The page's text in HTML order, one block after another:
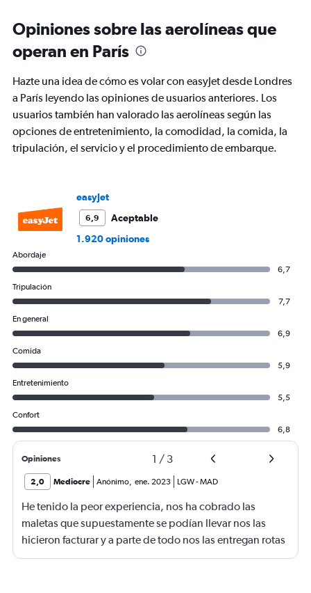
6
The
has
2
axes
displaying
Avg.
flights.
Opiniones sobre las aerolíneas que
operan en París
Hazte una idea de cómo es volar con easyJet desde Londres
a París leyendo las opiniones de usuarios anteriores. Los
usuarios también han valorado las aerolíneas según las
opciones de entretenimiento, la comodidad, la comida, la
tripulación, el servicio y el procedimiento de embarque.
easyJet
6,9
Aceptable
1.920 opiniones
Abordaje
6,7
Tripulación
7,7
En general
6,9
Comida
5,9
Entretenimiento
5,5
Confort
6,8
Opiniones 1 / 3
2,0 Mediocre Anónimo, ene. 2023 LGW-MAD
He tenido la peor experiencia, nos ha cobrado las
maletas que supuestamente se podían llevar nos las
hicieron facturar y a parte de todo nos las entregan rotas
y no hay una oficina para poner la reclamación , nos han